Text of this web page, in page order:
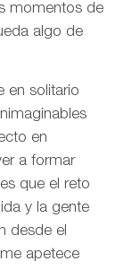
momentos de
algo de
en solitario
en
a formar
que el reto
y la gente
desde el
apetece